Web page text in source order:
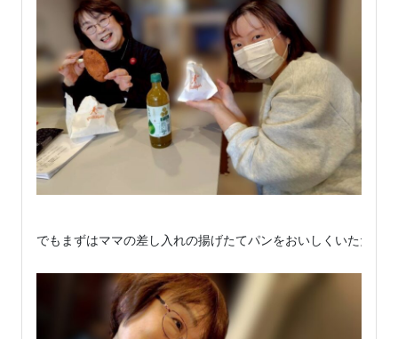
でもまずはママの差し入れの揚げたてパンをおいしくいただき